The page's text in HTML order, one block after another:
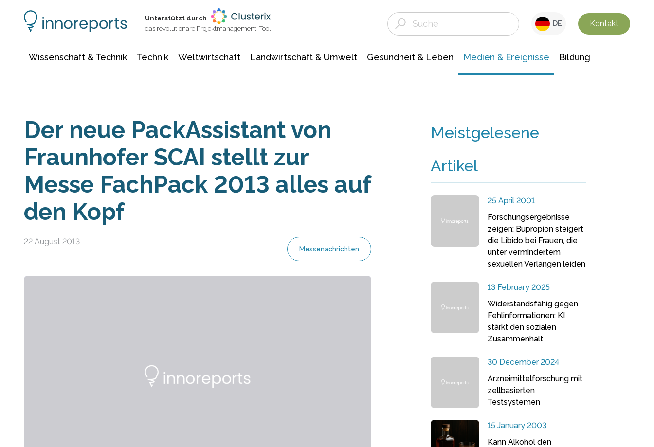
Unterstützt durch
das revolutionäre Projektmanagement-Tool
DE Kontakt
Wissenschaft & Technik Technik Weltwirtschaft Landwirtschaft & Umwelt Gesundheit & Leben Medien & Ereignisse Bildung
Der neue PackAssistant von
Fraunhofer SCAI stellt zur
Messe FachPack 2013 alles auf
den Kopf
22 August 2013
Messenachrichten
Meistgelesene
Artikel
25 April 2001
Forschungsergebnisse
zeigen: Bupropion steigert
die Libido bei Frauen, die
unter vermindertem
sexuellen Verlangen leiden
13 February 2025
Widerstandsfähig gegen
Fehlinformationen: KI
stärkt den sozialen
Zusammenhalt
30 December 2024
Arzneimittelforschung mit
zellbasierten
Testsystemen
15 January 2003
Kann Alkohol den